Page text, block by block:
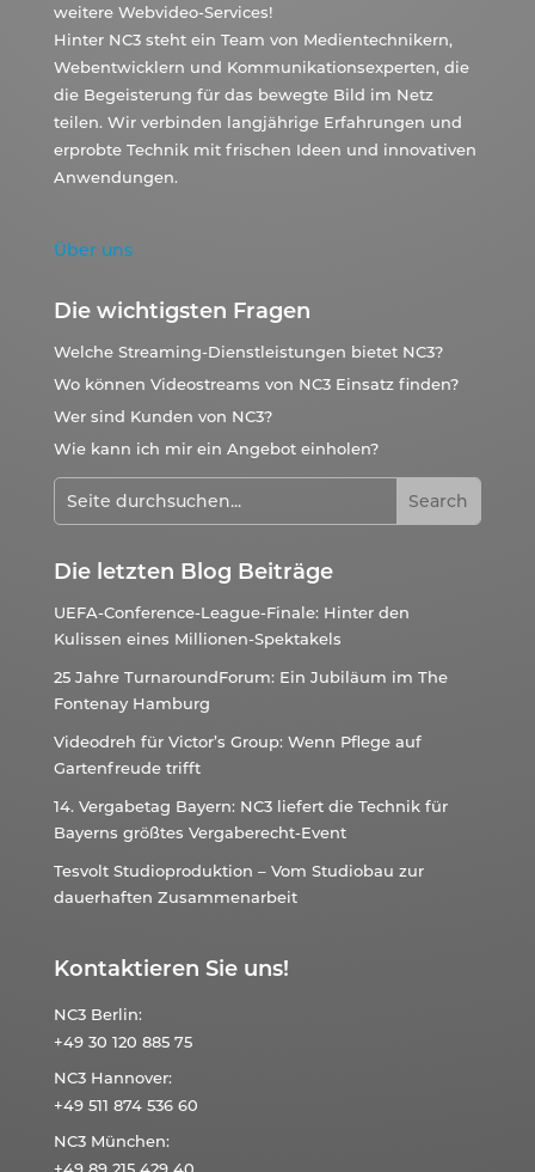
weitere Webvideo-Services!
Hinter NC3 steht ein Team von Medientechnikern,
Webentwicklern und Kommunikationsexperten, die
die Begeisterung für das bewegte Bild im Netz
teilen. Wir verbinden langjährige Erfahrungen und
erprobte Technik mit frischen Ideen und innovativen
Anwendungen.
Über uns
Die wichtigsten Fragen
Welche Streaming-Dienstleistungen bietet NC3?
Wo können Videostreams von NC3 Einsatz finden?
Wer sind Kunden von NC3?
Wie kann ich mir ein Angebot einholen?
Die letzten Blog Beiträge
UEFA-Conference-League-Finale: Hinter den
Kulissen eines Millionen-Spektakels
25 Jahre TurnaroundForum: Ein Jubiläum im The
Fontenay Hamburg
Videodreh für Victor’s Group: Wenn Pflege auf
Gartenfreude trifft
14. Vergabetag Bayern: NC3 liefert die Technik für
Bayerns größtes Vergaberecht-Event
Tesvolt Studioproduktion – Vom Studiobau zur
dauerhaften Zusammenarbeit
Kontaktieren Sie uns!
NC3 Berlin:
+49 30 120 885 75
NC3 Hannover:
+49 511 874 536 60
NC3 München:
+49 89 215 429 40